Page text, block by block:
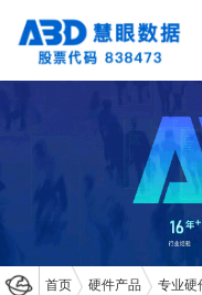
首页 硬件产品 专业硬